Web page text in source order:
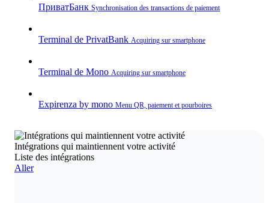
ПриватБанк Synchronisation des transactions de paiement
Terminal de PrivatBank Acquiring sur smartphone
Terminal de Mono Acquiring sur smartphone
Expirenza by mono Menu QR, paiement et pourboires
Intégrations qui maintiennent votre activité
Liste des intégrations
Aller